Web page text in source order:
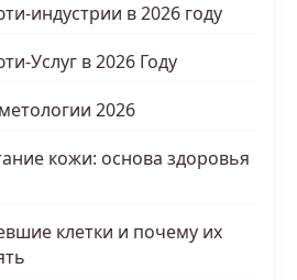
индустрии в 2026 году
Услуг в 2026 Году
2026
кожи: основа здоровья
клетки и почему их